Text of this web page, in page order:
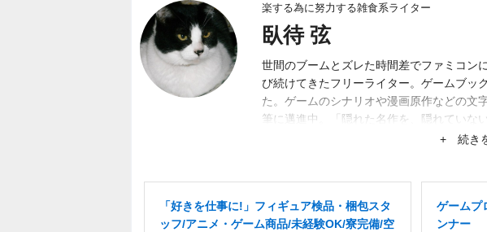
楽する為に努力する雑食系ライター
臥待 弦
世間のブームとズレた時間差でファミコン
び続けてきたフリーライター。ゲームブッ
た。ゲームのシナリオや漫画原作などの文
筆に邁進中。「隠れた名作を、隠れていな
目標。隙あらば、あまり知られていない作
+ 続き
「好きを仕事に!」フィギュア検品・梱包スタ
ッフ/アニメ・ゲーム商品/未経験OK/寮完備/空
ゲームプ
ンナー